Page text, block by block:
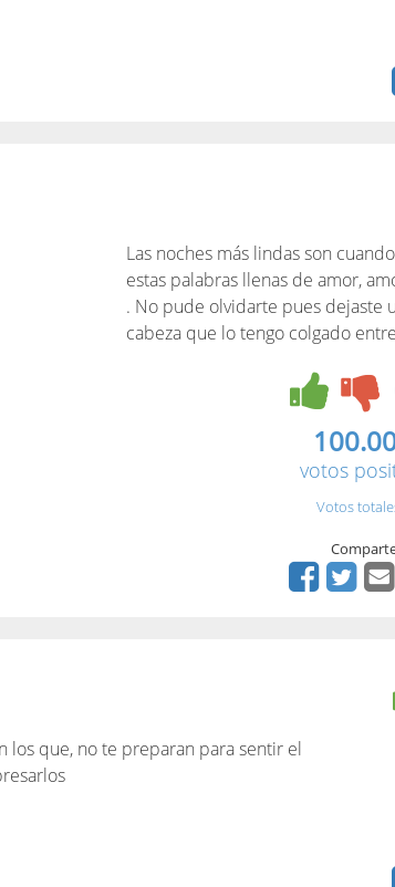
Las noches más lindas son
estas palabras llenas de amor,
. No pude olvidarte pues dejaste
cabeza que lo tengo colgado
votos
Votos
los que, no te preparan para sentir el